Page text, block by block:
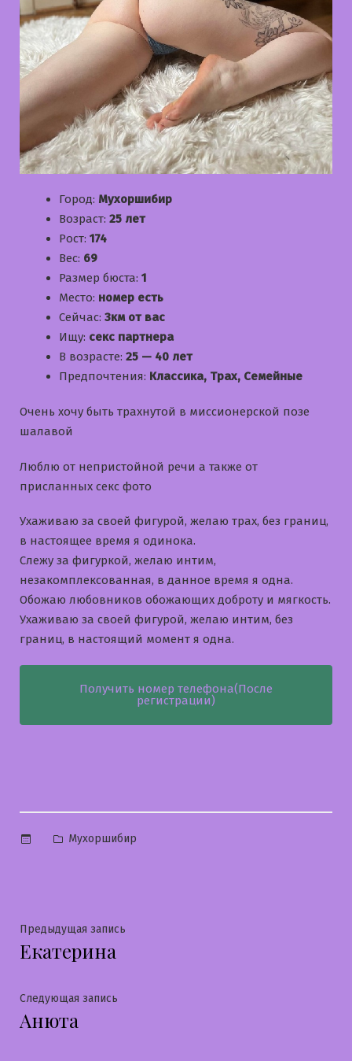
Город: Мухоршибир
Возраст: 25 лет
Рост: 174
Вес: 69
Размер бюста: 1
Место: номер есть
Сейчас: 3км от вас
Ищу: секс партнера
В возрасте: 25 — 40 лет
Предпочтения: Классика, Трах, Семейные
Очень хочу быть трахнутой в миссионерской позе
шалавой
Люблю от непристойной речи а также от
присланных секс фото
Ухаживаю за своей фигурой, желаю трах, без границ,
в настоящее время я одинока.
Слежу за фигуркой, желаю интим,
незакомплексованная, в данное время я одна.
Обожаю любовников обожающих доброту и мягкость.
Ухаживаю за своей фигурой, желаю интим, без
границ, в настоящий момент я одна.
Получить номер телефона(После
регистрации)
Опубликовано
Мухоршибир
Навигация
по
записям
Предыдущая запись
Екатерина
Следующая запись
Анюта